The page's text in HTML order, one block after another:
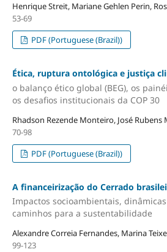
Henrique Streit, Mariane Gehlen Perin,
53-69
PDF (Portuguese (Brazil))
Ética, ruptura ontológica e justiça
o balanço ético global (BEG), os
os desafios institucionais da COP 30
Rhadson Rezende Monteiro, José Rubens
70-98
PDF (Portuguese (Brazil))
A financeirização do Cerrado
Impactos socioambientais,
caminhos para a sustentabilidade
Alexandre Correia Fernandes, Marina
99-123